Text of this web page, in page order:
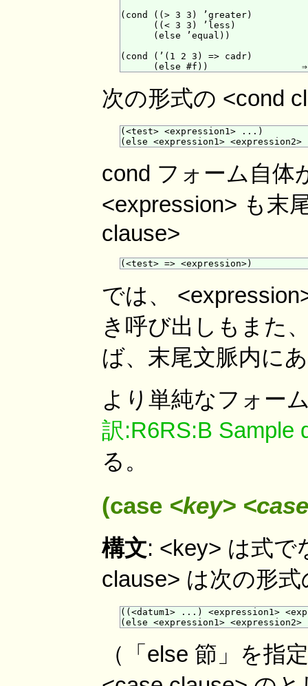
(cond ((> 3 3) ’greater)
      ((< 3 3) ’less)
(else ’equal))
(cond (’(1 2 3) => cadr)
次の形式の <cond
(<test> <expression1> ...)
cond フォーム自体
<expression> も末
clause>
では、
き呼び出しもまた
ば、末尾文脈内に
より単純なフォー
訳:R6RS:B Sample
る。
(case <key>
構文: <key> は式で
clause> は次の形
((<datum1> ...) <expression1>
（「else 節」を指